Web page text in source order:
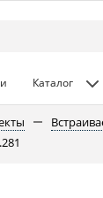
Каталог